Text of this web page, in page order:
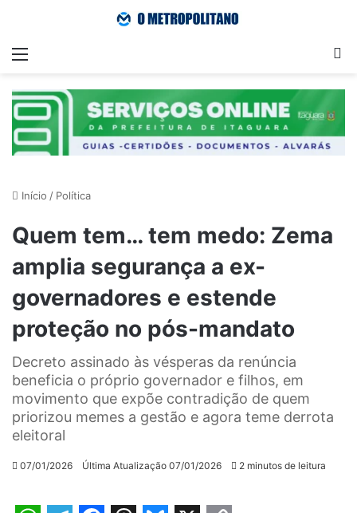
Menu
Início / Política
Quem tem… tem medo: Zema
amplia segurança a ex-
governadores e estende
proteção no pós-mandato
Decreto assinado às vésperas da renúncia
beneficia o próprio governador e filhos, em
movimento que expõe contradição de quem
priorizou memes a gestão e agora teme derrota
eleitoral
07/01/2026 Última Atualização 07/01/2026 2 minutos de leitura